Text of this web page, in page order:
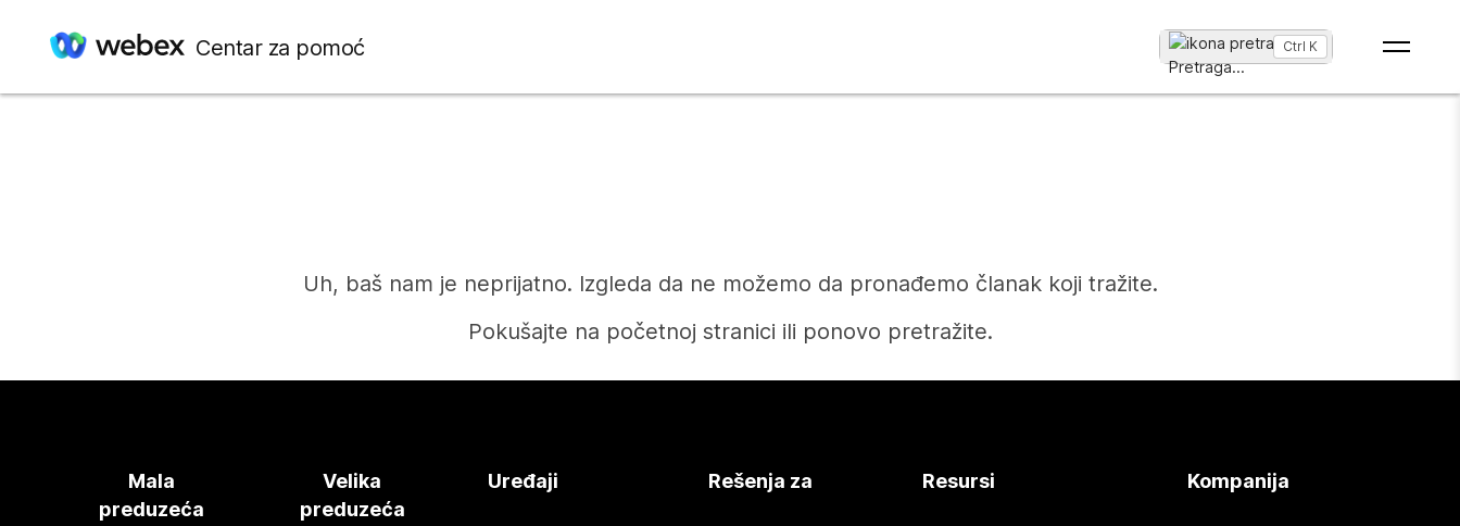
Centar za pomoć
Pretraga...
Ctrl K
Uh, baš nam je neprijatno. Izgleda da ne možemo da pronađemo članak koji tražite.
Pokušajte na početnoj stranici ili ponovo pretražite.
Treba vam odgovor?
Mala
preduzeća
Velika
preduzeća
Uređaji Rešenja za Resursi Kompanija